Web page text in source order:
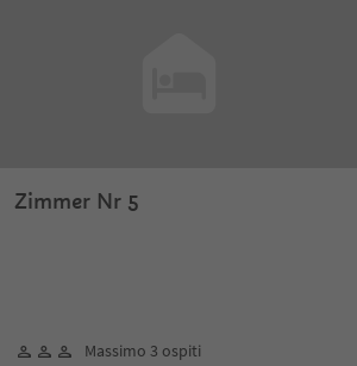
Zimmer Nr 5
Massimo 3 ospiti